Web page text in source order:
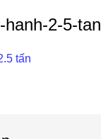
2-5-tan